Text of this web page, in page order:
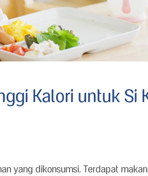
Kalori untuk Si
yang dikonsumsi. Terdapat